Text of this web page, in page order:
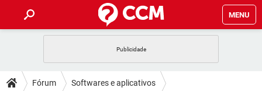
MENU
CELULAR FACEBOOK
DICAS
Fórum Softwares e aplicativos